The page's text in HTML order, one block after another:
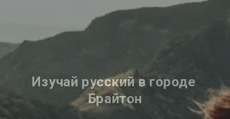
Изучай русский в городе
Брайтон